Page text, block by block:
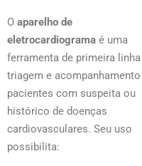
O aparelho de
eletrocardiograma é uma
ferramenta de primeira
triagem e
pacientes com suspeita ou
histórico de doenças
cardiovasculares. Seu uso
possibilita: